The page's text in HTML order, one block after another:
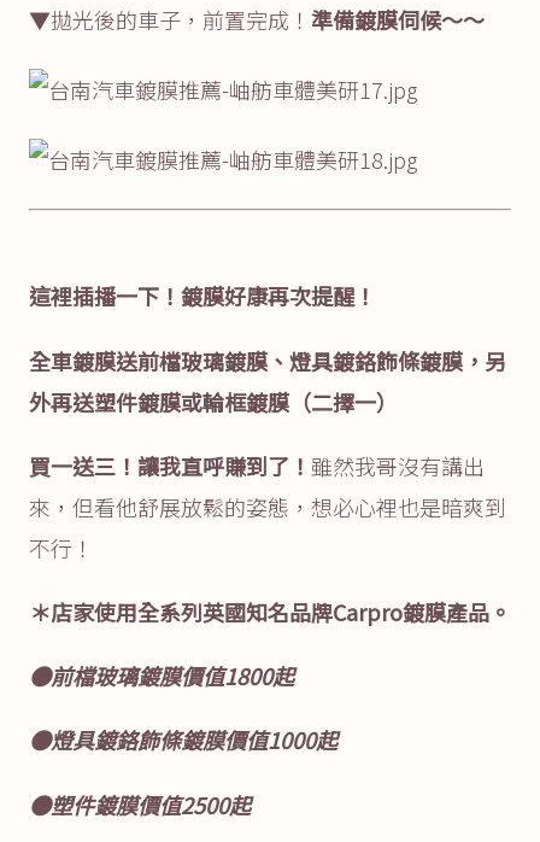
▼拋光後的車子，前置完成！ 準備鍍膜伺候～～
這裡插播一下！鍍膜好康再次提醒！
全車鍍膜送前檔玻璃鍍膜、燈具鍍鉻飾條鍍膜，另
外再送塑件鍍膜或輪框鍍膜（二擇一）
買一送三！讓我直呼賺到了！ 雖然我哥沒有講出
來，但看他舒展放鬆的姿態，想必心裡也是暗爽到
不行！
＊店家使用全系列英國知名品牌Carpro鍍膜產品。
●前檔玻璃鍍膜價值1800起
●燈具鍍鉻飾條鍍膜價值1000起
●塑件鍍膜價值2500起